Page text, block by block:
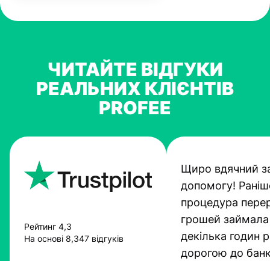
ЧИТАЙТЕ ВІДГУКИ
РЕАЛЬНИХ КЛІЄНТІВ
PROFEE
Рейтинг 4,3
На основі 8,347 відгуків
Щиро вдячний
допомогу!
процедура
грошей займала
декілька годин
дорогою до